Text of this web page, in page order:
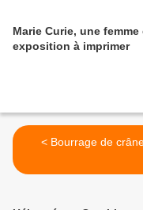
Marie Curie, une
exposition à imprimer
< Bourrage de